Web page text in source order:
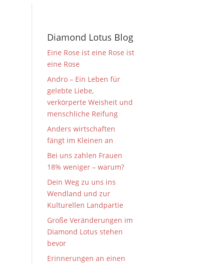
Diamond Lotus Blog
Eine Rose ist eine Rose ist
eine Rose
Andro – Ein Leben für
gelebte Liebe,
verkörperte Weisheit und
menschliche Reifung
Anders wirtschaften
fängt im Kleinen an
Bei uns zahlen Frauen
18% weniger – warum?
Dein Weg zu uns ins
Wendland und zur
Kulturellen Landpartie
Große Veränderungen im
Diamond Lotus stehen
bevor
Erinnerungen an einen